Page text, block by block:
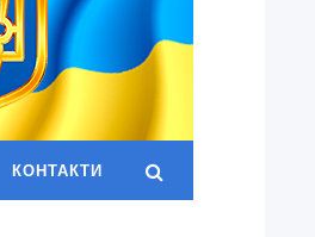
КОНТАКТИ